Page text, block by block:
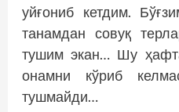
уйғониб кетдим.
танамдан совуқ
тушим экан… Шу
онамни кўриб
тушмайди…